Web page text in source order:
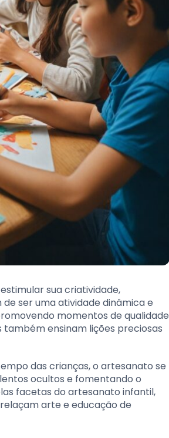
sua criatividade,
ser uma atividade dinâmica e
momentos de qualidade
também ensinam lições preciosas
das crianças, o artesanato se
ocultos e fomentando o
facetas do artesanato infantil,
arte e educação de